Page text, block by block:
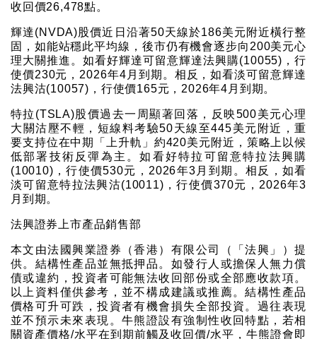
收回價26,478點。
輝達(NVDA)股價近日沿著50天線於186美元附近橫行整
固，如能站穩此平均線，後市仍有機會逐步向200美元心
理大關推進。如看好輝達可留意輝達法興購(10055)，行
使價230元，2026年4月到期。相反，如看淡可留意輝達
法興沽(10057)，行使價165元，2026年4月到期。
特拉(TSLA)股價過去一周顯著回落，反映500美元心理
大關沽壓不輕，短線料考驗50天線至445美元附近，重
要支持位在中期「上升軌」約420美元附近，策略上以候
低部署技術反彈為主。如看好特拉可留意特拉法興購
(10010)，行使價530元，2026年3月到期。相反，如看
淡可留意特拉法興沽(10011)，行使價370元，2026年3
月到期。
法興證券上市產品銷售部
本文由法國興業證券（香港）有限公司（「法興」）提
供。結構性產品並無抵押品。如發行人或擔保人無力償
債或違約，投資者可能無法收回部份或全部應收款項。
以上資料僅供參考，並不構成建議或推薦。結構性產品
價格可升可跌，投資者有機會損失全部投資。過往表現
並不預示未來表現。牛熊證設有強制性收回特點，若相
關資產價格/水平在到期前觸及收回價/水平，牛熊證會即